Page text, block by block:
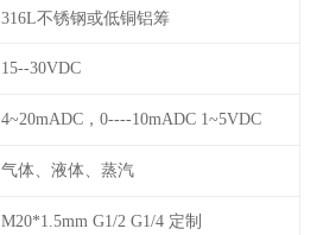
316L不锈钢或低铜铝筹
15--30VDC
4~20mADC，0----10mADC 1~5VDC
气体、液体、蒸汽
M20*1.5mm G1/2 G1/4 定制